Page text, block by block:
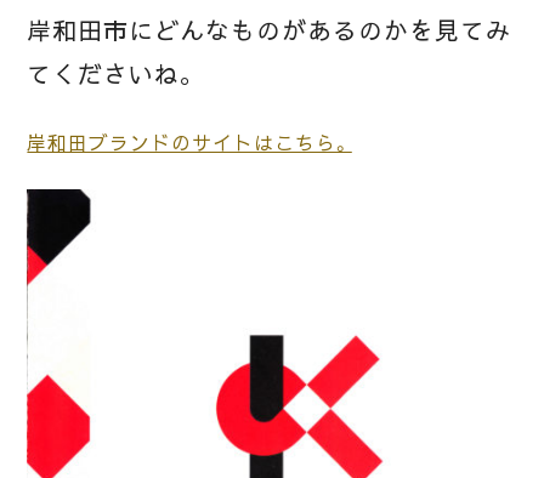
岸和田市にどんなものがあるのかを見てみ
てくださいね。
岸和田ブランドのサイトはこちら。